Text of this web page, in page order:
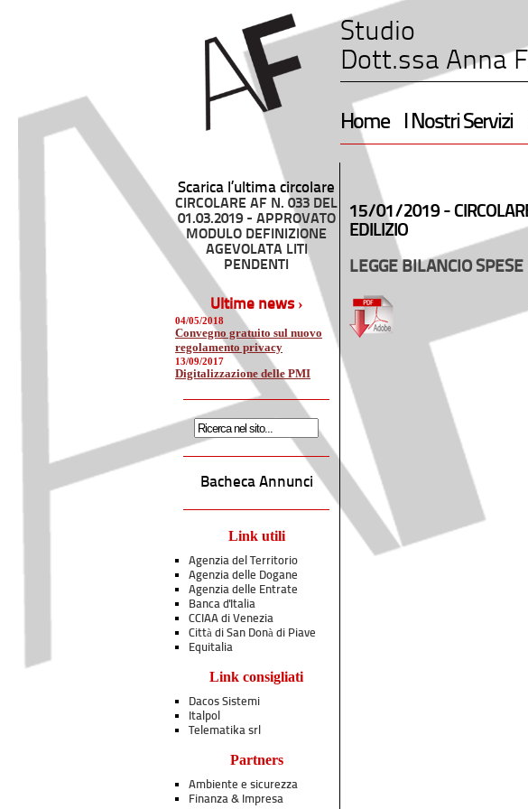
Studio
Dott.ssa Anna
Home I Nostri Servizi
Scarica l’ultima circolare
CIRCOLARE AF N. 033 DEL
01.03.2019 - APPROVATO
MODULO DEFINIZIONE
AGEVOLATA LITI
PENDENTI
Ultime news ›
04/05/2018
Convegno gratuito sul nuovo
regolamento privacy
13/09/2017
Digitalizzazione delle PMI
Bacheca Annunci
Link utili
Agenzia del Territorio
Agenzia delle Dogane
Agenzia delle Entrate
Banca d'Italia
CCIAA di Venezia
Città di San Donà di Piave
Equitalia
Link consigliati
Dacos Sistemi
Italpol
Telematika srl
Partners
Ambiente e sicurezza
Finanza & Impresa
15/01/2019 -
EDILIZIO
LEGGE BILANCIO